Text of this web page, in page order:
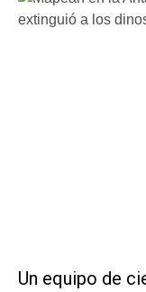
Un equipo de